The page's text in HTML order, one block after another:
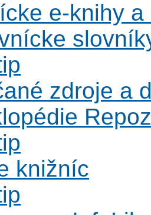
e-knihy
zdroje a
knižníc